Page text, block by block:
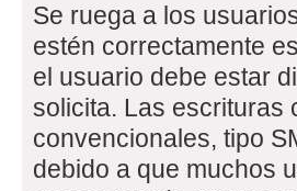
Se ruega a los
estén correctamente
el usuario debe estar
solicita. Las escrituras
convencionales, tipo
debido a que muchos